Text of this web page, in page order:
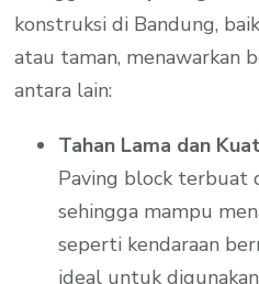
konstruksi di Bandung,
atau taman, menawarkan
antara lain:
Tahan Lama dan
Paving block terbuat
sehingga mampu
seperti kendaraan
ideal untuk